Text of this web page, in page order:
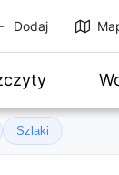
Dodaj
Szlaki